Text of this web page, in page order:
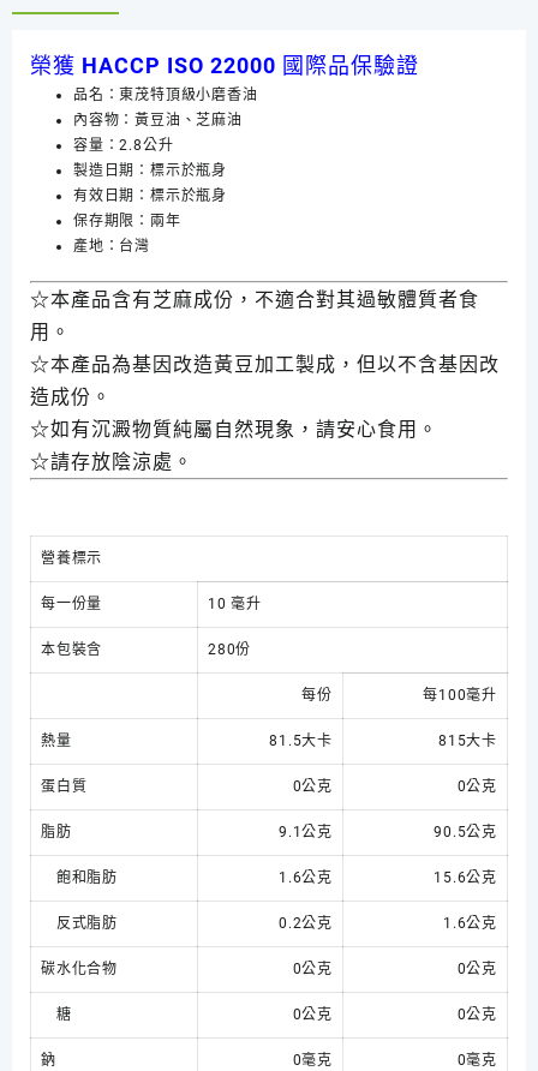
榮獲 HACCP ISO 22000 國際品保驗證
品名：東茂特頂級小磨香油
內容物：黃豆油、芝麻油
容量：2.8公升
製造日期：標示於瓶身
有效日期：標示於瓶身
保存期限：兩年
產地：台灣
☆本產品含有芝麻成份，不適合對其過敏體質者食
用。
☆本產品為基因改造黃豆加工製成，但以不含基因改
造成份。
☆如有沉澱物質純屬自然現象，請安心食用。
☆請存放陰涼處。
營養標示
每一份量 10 毫升
本包裝含 280份
每份 每100毫升
熱量 81.5大卡 815大卡
蛋白質 0公克 0公克
脂肪 9.1公克 90.5公克
飽和脂肪 1.6公克 15.6公克
反式脂肪 0.2公克 1.6公克
碳水化合物 0公克 0公克
糖 0公克 0公克
鈉 0毫克 0毫克